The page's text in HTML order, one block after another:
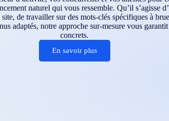
naturel qui vous ressemble. Qu’il s’agisse
de travailler sur des mots-clés spécifiques à
adaptés, notre approche sur-mesure vous
concrets.
En savoir plus